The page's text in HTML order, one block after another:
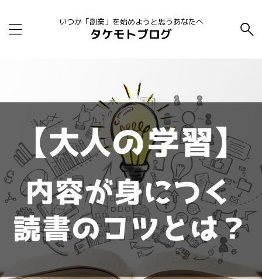
いつか「副業」を始めようと思うあなたへ
タケモトブログ